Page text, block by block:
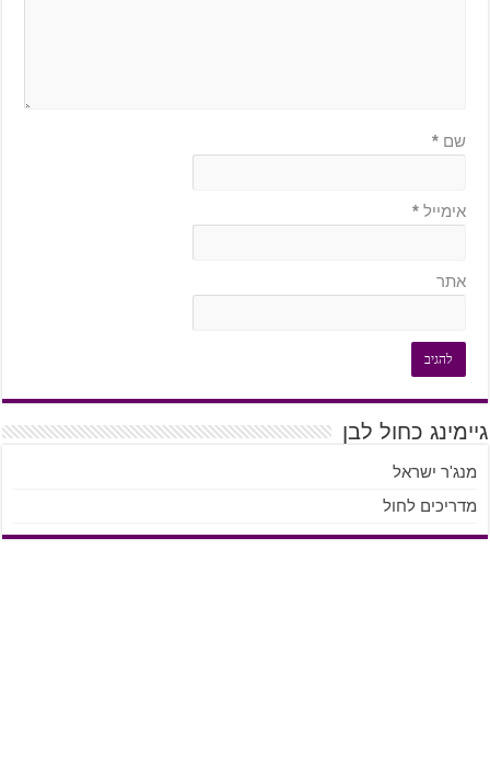
שם *
אימייל *
אתר
גיימינג כחול לבן
מנג'ר ישראל
מדריכים לחול